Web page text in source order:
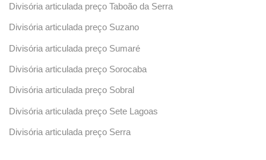
Divisória articulada preço Taboão da Serra
Divisória articulada preço Suzano
Divisória articulada preço Sumaré
Divisória articulada preço Sorocaba
Divisória articulada preço Sobral
Divisória articulada preço Sete Lagoas
Divisória articulada preço Serra